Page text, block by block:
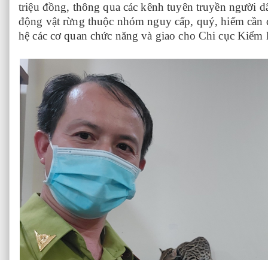
triệu đồng, thông qua các kênh tuyên truyền người
động vật rừng thuộc nhóm nguy cấp, quý, hiếm cần
hệ các cơ quan chức năng và giao cho Chi cục